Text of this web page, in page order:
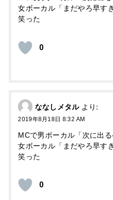
女ボーカル「まだやろ早す
笑った
0
ななしメタル より:
2019年8月18日 8:32 AM
MCで男ボーカル「次に出
女ボーカル「まだやろ早す
笑った
0